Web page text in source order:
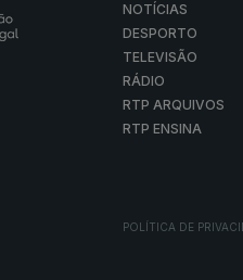
NOTÍCIAS
DESPORTO
TELEVISÃO
RÁDIO
RTP ARQUIVOS
RTP ENSINA
POLÍTICA DE